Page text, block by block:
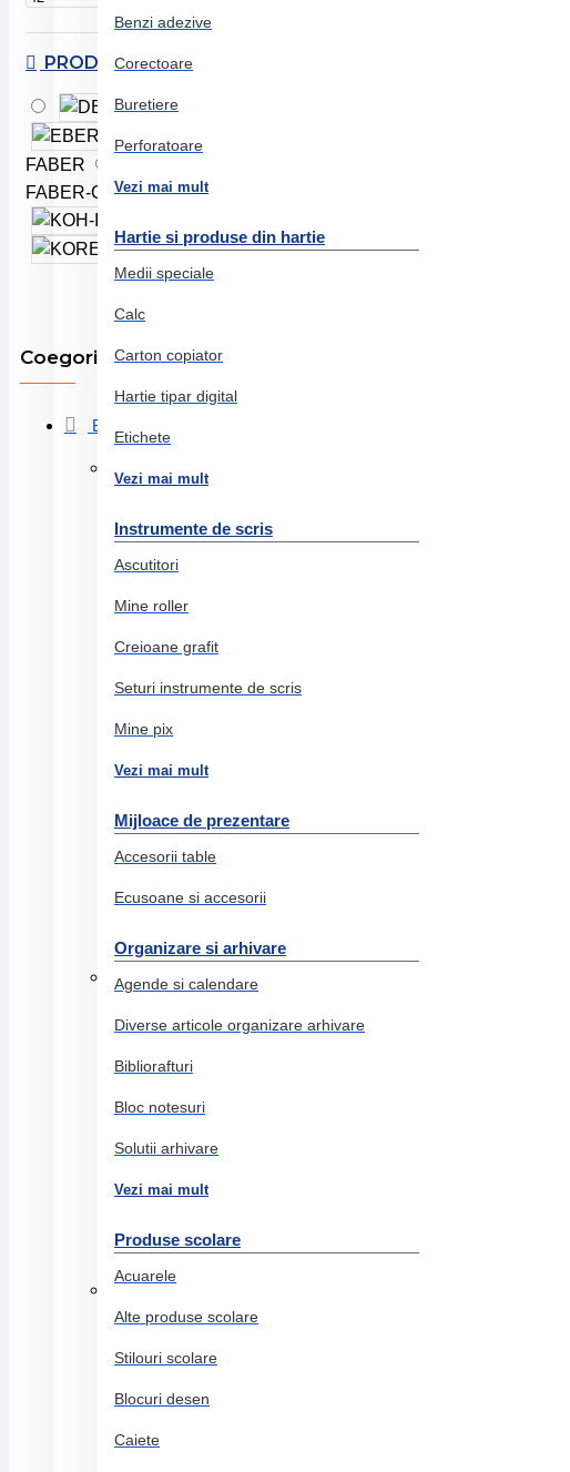
Benzi adezive
Corectoare
Buretiere
Perforatoare
Vezi mai mult
Hartie si produse din hartie
Medii speciale
Calc
Carton copiator
Hartie tipar digital
Etichete
Vezi mai mult
Instrumente de scris
Ascutitori
Mine roller
Creioane grafit
Seturi instrumente de scris
Mine pix
Vezi mai mult
Mijloace de prezentare
Accesorii table
Ecusoane si accesorii
Organizare si arhivare
Agende si calendare
Diverse articole organizare arhivare
Bibliorafturi
Bloc notesuri
Solutii arhivare
Vezi mai mult
Produse scolare
Acuarele
Alte produse scolare
Stilouri scolare
Blocuri desen
Caiete
PRODUCATOR
DELI
FABER
FABER-CASTELL
KORES
Coegorii produse
Birotica si papetarie
Creioane colorate acuarela
Creioane colorate permanente
Stilouri
Eco pigment
Acuarele
Ambalare si marcare
Hartie ambalaj
Elastice
Folie strech
Ambalare diverse
Agrafe, pioneze, ace, clipsuri, lipiciuri